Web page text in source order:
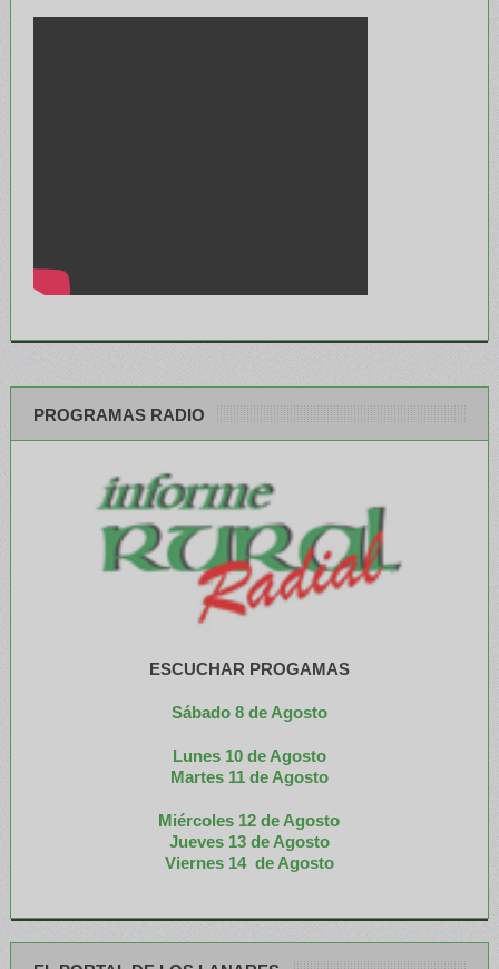
PROGRAMAS RADIO
ESCUCHAR PROGAMAS
Sábado 8 de Agosto
Lunes 10 de Agosto
Martes 11 de Agosto
Miércoles 12 de Agosto
Jueves 13 de Agosto
Viernes 14 de Agosto